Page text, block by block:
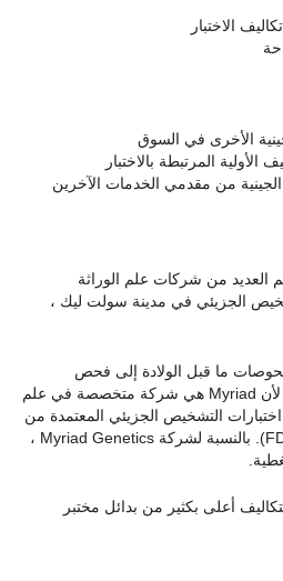
الاختبار
الأخرى في السوق
المرتبطة بالاختبار
الجينية من مقدمي الخدمات الآخرين
من شركات علم الوراثة
الجزيئي في مدينة سولت ليك ،
ما قبل الولادة إلى فحص
المؤثرات العقلية الجينية. نظرًا لأن Myriad هي شركة متخصصة في علم
اختبارات التشخيص الجزيئي المعتمدة من
قِبل إدارة الأغذية والعقاقير (FDA). بالنسبة لشركة Myriad Genetics ،
أعلى بكثير من بدائل مختبر